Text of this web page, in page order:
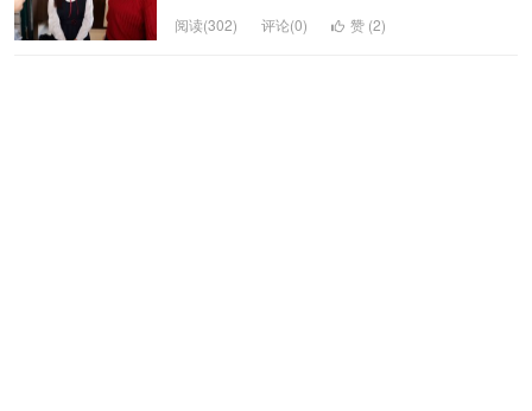
阅读(302) 评论(0) 赞 (2)